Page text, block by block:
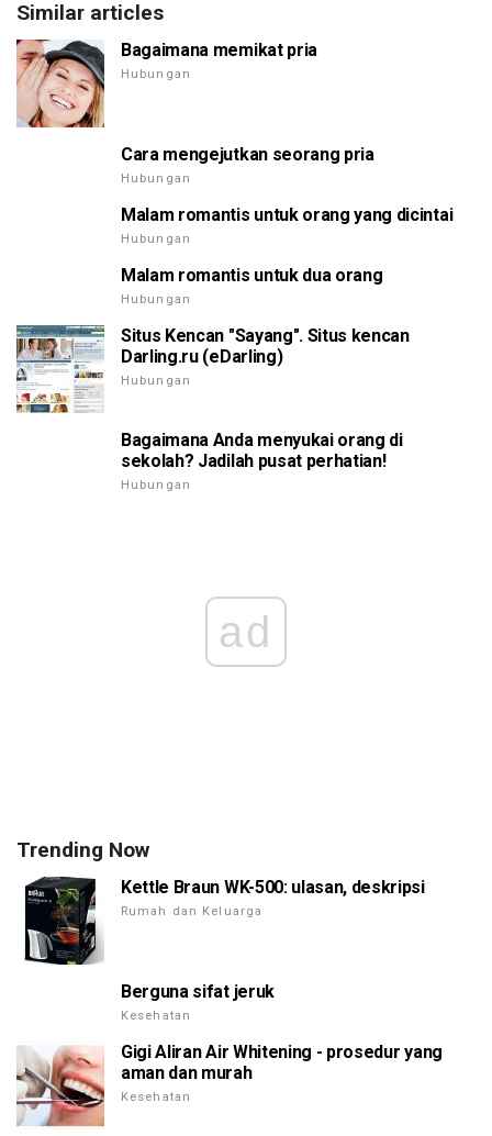
Similar articles
Bagaimana memikat pria
Hubungan
Cara mengejutkan seorang pria
Hubungan
Malam romantis untuk orang yang dicintai
Hubungan
Malam romantis untuk dua orang
Hubungan
Situs Kencan "Sayang". Situs kencan
Darling.ru (eDarling)
Hubungan
Bagaimana Anda menyukai orang di
sekolah? Jadilah pusat perhatian!
Hubungan
ad
Trending Now
Kettle Braun WK-500: ulasan, deskripsi
Rumah dan Keluarga
Berguna sifat jeruk
Kesehatan
Gigi Aliran Air Whitening - prosedur yang
aman dan murah
Kesehatan